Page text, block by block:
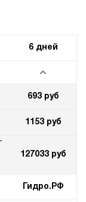
6 дней
693 руб
1153 руб
127033 руб
Гидро.РФ